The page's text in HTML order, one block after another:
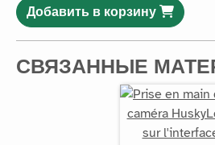
Добавить в корзину
СВЯЗАННЫЕ